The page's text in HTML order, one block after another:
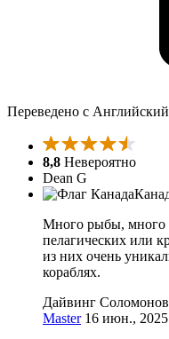
Переведено с
8,8 Невероятно
Dean G
Много рыбы, много
пелагических или
из них очень
кораблях.
Дайвинг
Master 16 июн., 2025